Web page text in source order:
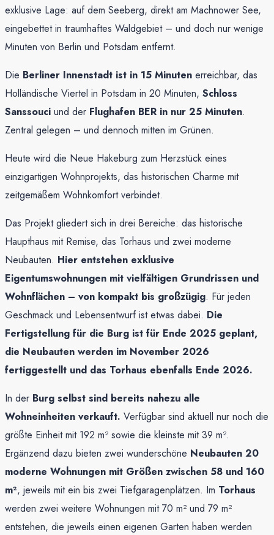
exklusive Lage: auf dem Seeberg, direkt am Machnower See,
eingebettet in traumhaftes Waldgebiet – und doch nur wenige
Minuten von Berlin und Potsdam entfernt.
Die Berliner Innenstadt ist in 15 Minuten erreichbar, das
Holländische Viertel in Potsdam in 20 Minuten, Schloss
Sanssouci und der Flughafen BER in nur 25 Minuten.
Zentral gelegen – und dennoch mitten im Grünen.
Heute wird die Neue Hakeburg zum Herzstück eines
einzigartigen Wohnprojekts, das historischen Charme mit
zeitgemäßem Wohnkomfort verbindet.
Das Projekt gliedert sich in drei Bereiche: das historische
Haupthaus mit Remise, das Torhaus und zwei moderne
Neubauten. Hier entstehen exklusive
Eigentumswohnungen mit vielfältigen Grundrissen und
Wohnflächen – von kompakt bis großzügig. Für jeden
Geschmack und Lebensentwurf ist etwas dabei. Die
Fertigstellung für die Burg ist für Ende 2025 geplant,
die Neubauten werden im November 2026
fertiggestellt und das Torhaus ebenfalls Ende 2026.
In der Burg selbst sind bereits nahezu alle
Wohneinheiten verkauft. Verfügbar sind aktuell nur noch die
größte Einheit mit 192 m² sowie die kleinste mit 39 m².
Ergänzend dazu bieten zwei wunderschöne Neubauten 20
moderne Wohnungen mit Größen zwischen 58 und 160
m², jeweils mit ein bis zwei Tiefgaragenplätzen. Im Torhaus
werden zwei weitere Wohnungen mit 70 m² und 79 m²
entstehen, die jeweils einen eigenen Garten haben werden